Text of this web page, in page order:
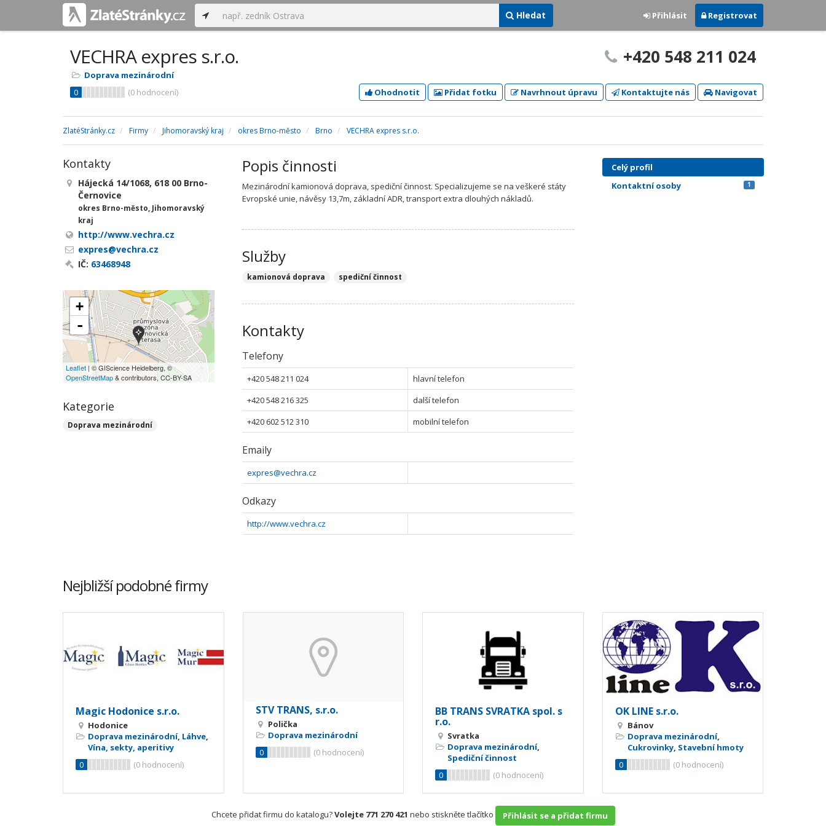
Hledat Přihlásit Registrovat
VECHRA expres s.r.o.
Doprava mezinárodní
0
(0 hodnocení)
+420 548 211 024
Ohodnotit Přidat fotku Navrhnout úpravu Kontaktujte nás Navigovat
ZlatéStránky.cz Firmy Jihomoravský kraj okres Brno-město Brno VECHRA expres s.r.o.
Popis činnosti
Mezinárodní kamionová doprava, spediční činnost. Specializujeme se na veškeré státy
Evropské unie, návěsy 13,7m, základní ADR, transport extra dlouhých nákladů.
Služby
kamionová doprava spediční činnost
Kontakty
Telefony
+420 548 211 024
hlavní telefon
+420 548 216 325
další telefon
+420 602 512 310
mobilní telefon
Emaily
expres@vechra.cz
Odkazy
http://www.vechra.cz
Kontakty
Hájecká 14/1068, 618 00 Brno-
Černovice
okres Brno-město, Jihomoravský
kraj
http://www.vechra.cz
expres@vechra.cz
IČ: 63468948
+
-
Leaflet | © GIScience Heidelberg, ©
OpenStreetMap& contributors, CC-BY-SA
Kategorie
Doprava mezinárodní
Celý profil
Kontaktní osoby
1
Nejbližší podobné firmy
Magic Hodonice s.r.o.
Hodonice
Doprava mezinárodní, Láhve,
Vína, sekty, aperitivy
0
(0 hodnocení)
STV TRANS, s.r.o.
Polička
Doprava mezinárodní
0
(0hodnocení)
BB TRANS SVRATKA spol. s
r.o.
Svratka
Doprava mezinárodní,
Spediční činnost
0
(0 hodnocení)
OK LINE s.r.o.
Bánov
Doprava mezinárodní,
Cukrovinky, Stavební hmoty
0
(0hodnocení)
Chcete přidat firmu do katalogu?Volejte 771 270 421 nebo stiskněte tlačítko Přihlásit se a přidat firmu